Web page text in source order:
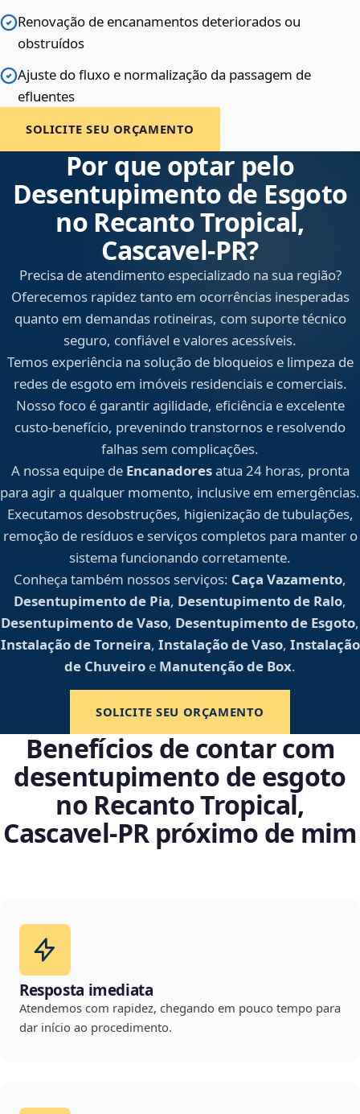
Renovação de encanamentos deteriorados ou
obstruídos
Ajuste do fluxo e normalização da passagem de
efluentes
SOLICITE SEU ORÇAMENTO
Por que optar pelo
Desentupimento de Esgoto
no Recanto Tropical,
Cascavel‑PR?
Precisa de atendimento especializado na sua região?
Oferecemos rapidez tanto em ocorrências inesperadas
quanto em demandas rotineiras, com suporte técnico
seguro, confiável e valores acessíveis.
Temos experiência na solução de bloqueios e limpeza de
redes de esgoto em imóveis residenciais e comerciais.
Nosso foco é garantir agilidade, eficiência e excelente
custo-benefício, prevenindo transtornos e resolvendo
falhas sem complicações.
A nossa equipe de Encanadoresatua 24 horas, pronta
para agir a qualquer momento, inclusive em emergências.
Executamos desobstruções, higienização de tubulações,
remoção de resíduos e serviços completos para manter o
sistema funcionando corretamente.
Conheça também nossos serviços: Caça Vazamento,
Desentupimento de Pia, Desentupimento de Ralo,
Desentupimento de Vaso, Desentupimento de Esgoto,
Instalação de Torneira, Instalação de Vaso, Instalação
de Chuveiro e Manutenção de Box.
SOLICITE SEU ORÇAMENTO
Benefícios de contar com
desentupimento de esgoto
no Recanto Tropical,
Cascavel‑PR próximo de mim
Resposta imediata
Atendemos com rapidez, chegando em pouco tempo para
dar início ao procedimento.